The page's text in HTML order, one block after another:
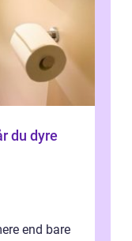
du dyre
end bare